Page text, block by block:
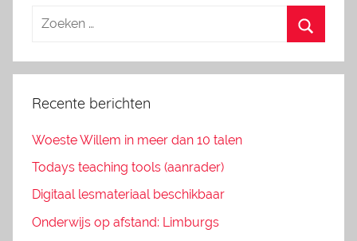
Recente berichten
Woeste Willem in meer dan 10 talen
Todays teaching tools (aanrader)
Digitaal lesmateriaal beschikbaar
Onderwijs op afstand: Limburgs